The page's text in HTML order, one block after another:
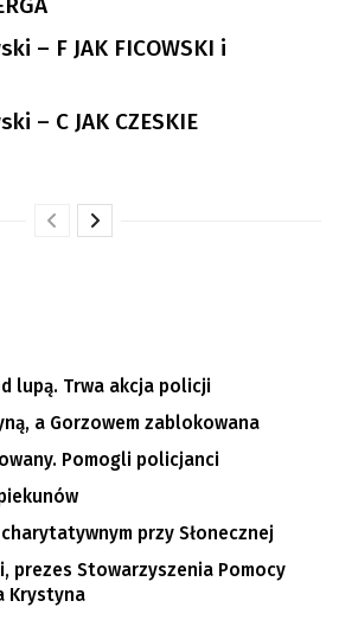
– F JAK FICOWSKI i
– C JAK CZESKIE
lupą. Trwa akcja policji
a Gorzowem zablokowana
Pomogli policjanci
przy Słonecznej
prezes Stowarzyszenia Pomocy
Krystyna